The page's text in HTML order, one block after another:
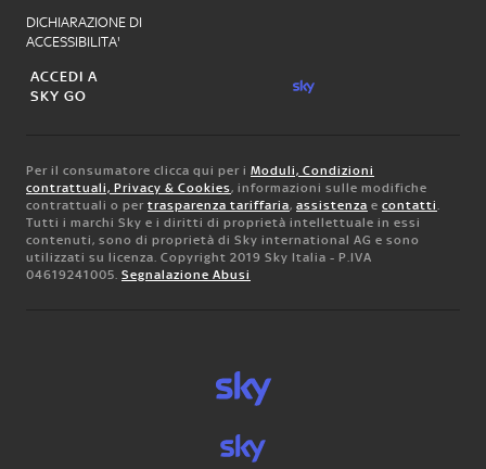
DICHIARAZIONE DI
ACCESSIBILITA'
ACCEDI A
SKY GO
Per il consumatore clicca qui per i Moduli, Condizioni
contrattuali, Privacy & Cookies, informazioni sulle modifiche
contrattuali o per trasparenza tariffaria, assistenza e contatti.
Tutti i marchi Sky e i diritti di proprietà intellettuale in essi
contenuti, sono di proprietà di Sky international AG e sono
utilizzati su licenza. Copyright 2019 Sky Italia - P.IVA
04619241005. Segnalazione Abusi